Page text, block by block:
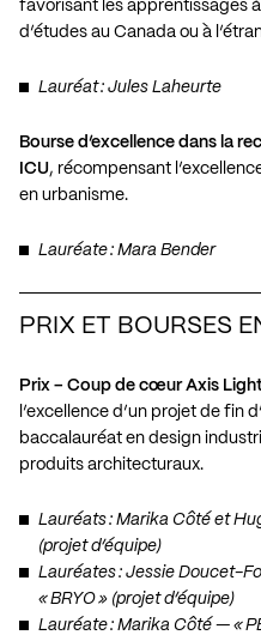
favorisant les apprentissages
d’études au Canada ou à
Lauréat : Jules Laheurte
Bourse d’excellence dans la
ICU, récompensant
en urbanisme.
Lauréate : Mara Bender
PRIX ET BOURSES
Prix – Coup de cœur Axis
l’excellence d’un projet de fin
baccalauréat en design
produits architecturaux.
Lauréats : Marika Côté et
(projet d’équipe)
Lauréates : Jessie Doucet-
« BRYO » (projet d’équipe)
Lauréate : Marika Côté — «